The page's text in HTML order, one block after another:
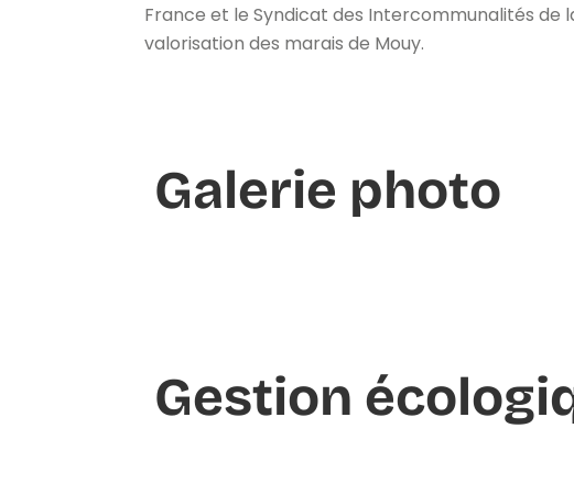
France et le Syndicat des Intercommunalités de
valorisation des marais de Mouy.
Galerie photo
Gestion